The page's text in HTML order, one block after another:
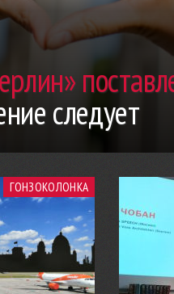
следует
ГОНЗОКОЛОНКА